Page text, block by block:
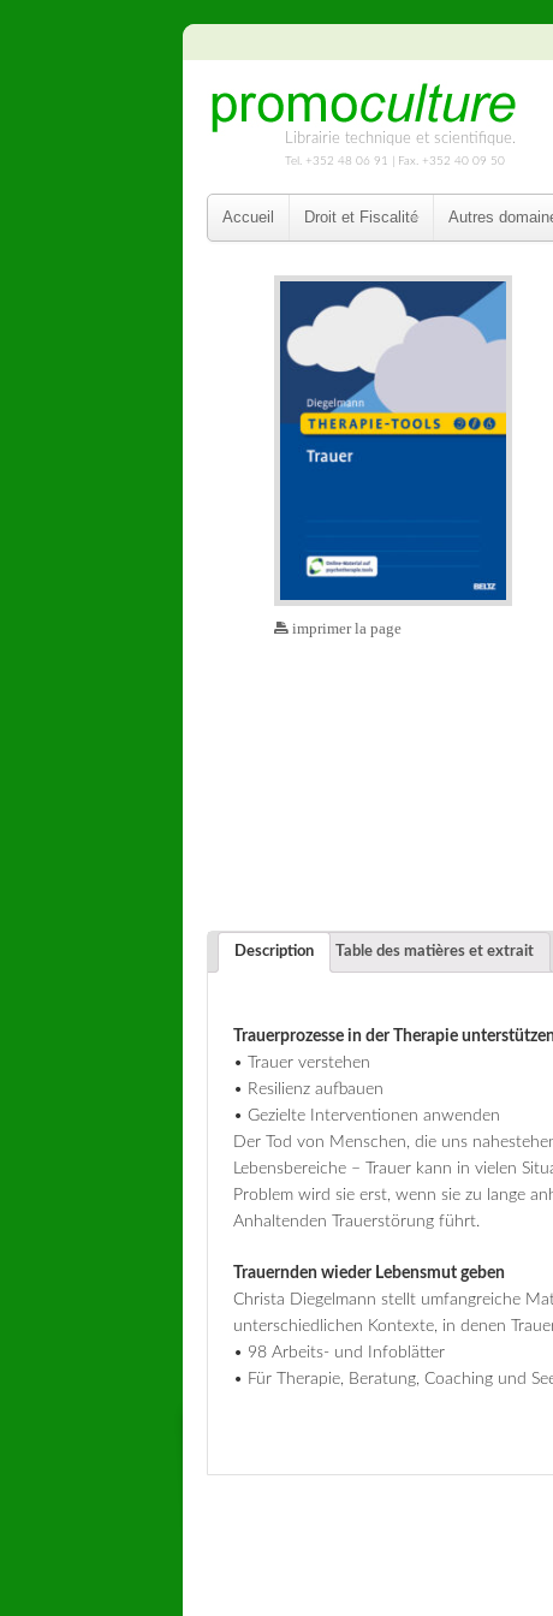
Librairie technique et scientifique.
Tel. +352 48 06 91 | Fax. +352 40 09 50
Accueil Droit et Fiscalité Autres
imprimer la page
Description Table des matières et extrait
Trauerprozesse in der Therapie unterstützen
• Trauer verstehen
• Resilienz aufbauen
• Gezielte Interventionen anwenden
Der Tod von Menschen, die uns
Lebensbereiche – Trauer kann in vielen
Problem wird sie erst, wenn sie zu lange
Anhaltenden Trauerstörung führt.
Trauernden wieder Lebensmut geben
Christa Diegelmann stellt umfangreiche
unterschiedlichen Kontexte, in denen
• 98 Arbeits- und Infoblätter
• Für Therapie, Beratung, Coaching und